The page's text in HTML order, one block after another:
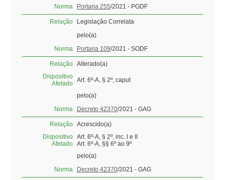
Norma
Portaria 255/2021 - PGDF
Relação
Legislação Correlata
pelo(a)
Norma
Portaria 109/2021 - SODF
Relação Alterado(a)
Dispositivo
Afetado Art. 6º-A, § 2º, caput
pelo(a)
Norma
Decreto 42370/2021 - GAG
Relação Acrescido(a)
Dispositivo
Afetado
Art. 6º-A, § 2º, inc. I e II
Art. 6º-A, §§ 6º ao 9º
pelo(a)
Norma
Decreto 42370/2021 - GAG